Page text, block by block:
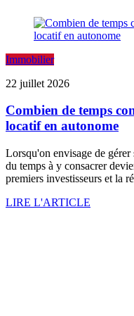
Immobilier
22 juillet 2026
Combien de temps
locatif en autonome
Lorsqu'on envisage de
du temps à y consacrer
premiers investisseurs et la
LIRE L'ARTICLE